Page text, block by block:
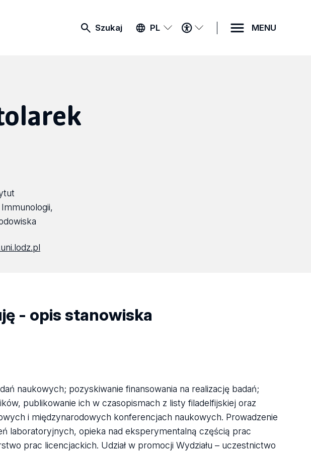
Szukaj PL
MENU
DOSTĘPNOŚCI
MENU
- opis stanowiska
naukowych; pozyskiwanie finansowania na realizację badań;
publikowanie ich w czasopismach z listy filadelfijskiej oraz
i międzynarodowych konferencjach naukowych. Prowadzenie
laboratoryjnych, opieka nad eksperymentalną częścią prac
prac licencjackich. Udział w promocji Wydziału – uczestnictwo